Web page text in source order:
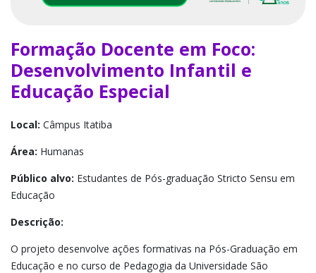
Formação Docente em Foco:
Desenvolvimento Infantil e
Educação Especial
Local: Câmpus Itatiba
Área: Humanas
Público alvo: Estudantes de Pós-graduação Stricto Sensu em
Educação
Descrição:
O projeto desenvolve ações formativas na Pós-Graduação em
Educação e no curso de Pedagogia da Universidade São